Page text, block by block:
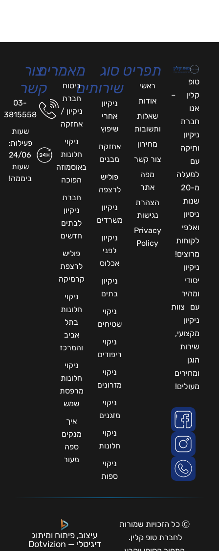
טופ
קלין –
אנו
חברת
ניקיון
ותיקה
עם
למעלה
מ-20
שנות
ניסיון
ואלפי
לקוחות
מרוצים!
ניקיון
יסודי
ומהיר
עם צוות
ניקיון
מקצועי,
שירות
הוגן
ומחירים
מעולים!
תפריט
ראשי
אודות
שאלות
ותשובות
מחירון
צור קשר
מפה
אתר
הצהרת
נגישות
Privacy
Policy
סוג
שירותים
ניקיון
אחרי
שיפוץ
אחזקת
מבנים
פוליש
לרצפה
ניקיון
משרדים
ניקיון
לפני
אכלוס
ניקיון
בתים
ניקוי
שטיחים
ניקוי
ריפודים
ניקוי
מזרונים
ניקוי
מזגנים
ניקוי
חלונות
ניקוי
ספות
מאמרים
ביטוח
חברת
ניקיון /
אחזקה
ניקוי
חלונות
באוסמוזה
הפוכה
חברת
ניקיון
לבתים
חדשים
פוליש
לרצפת
קרמיקה
ניקוי
חלונות
בתל
אביב
והמרכז
ניקוי
חלונות
מרפסת
שמש
איך
מנקים
ספה
מעור
צור
קשר
03-
3815558
שעות
פעילות:
24/06
שעות
ביממה!
Ⓒ כל הזכויות שמורות
לחברת טופ קלין.
עיצוב, פיתוח ומיתוג
דיגיטלי — Dotvizion